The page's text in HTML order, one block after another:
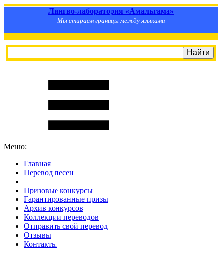
Лингво-лаборатория «Амальгама»
Мы стираем границы между языками
Меню:
Главная
Перевод песен
Призовые конкурсы
Гарантированные призы
Архив конкурсов
Коллекции переводов
Отправить свой перевод
Отзывы
Контакты